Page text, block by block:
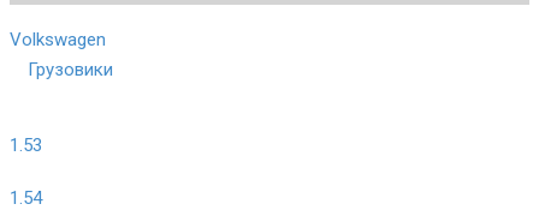
Volkswagen
Грузовики
1.53
1.54